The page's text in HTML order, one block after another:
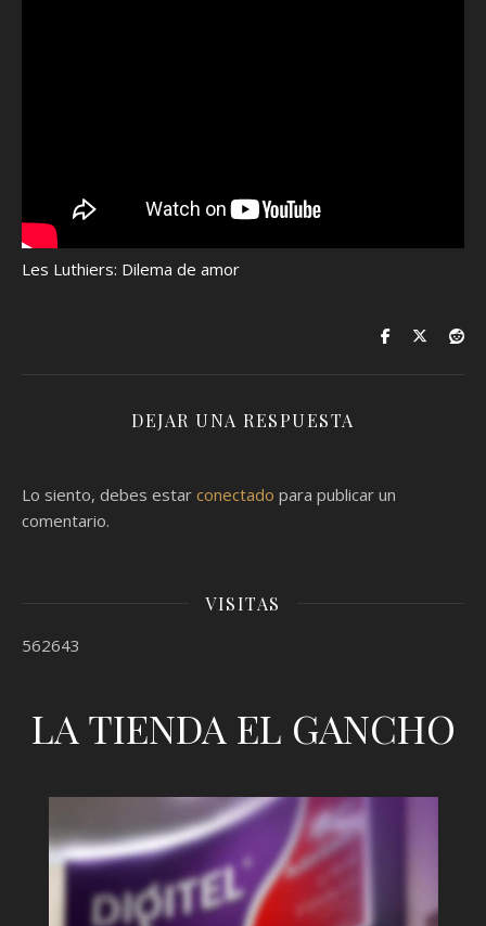
Les Luthiers: Dilema de amor
DEJAR UNA RESPUESTA
Lo siento, debes estar conectado para publicar un
comentario.
VISITAS
562643
LA TIENDA EL GANCHO